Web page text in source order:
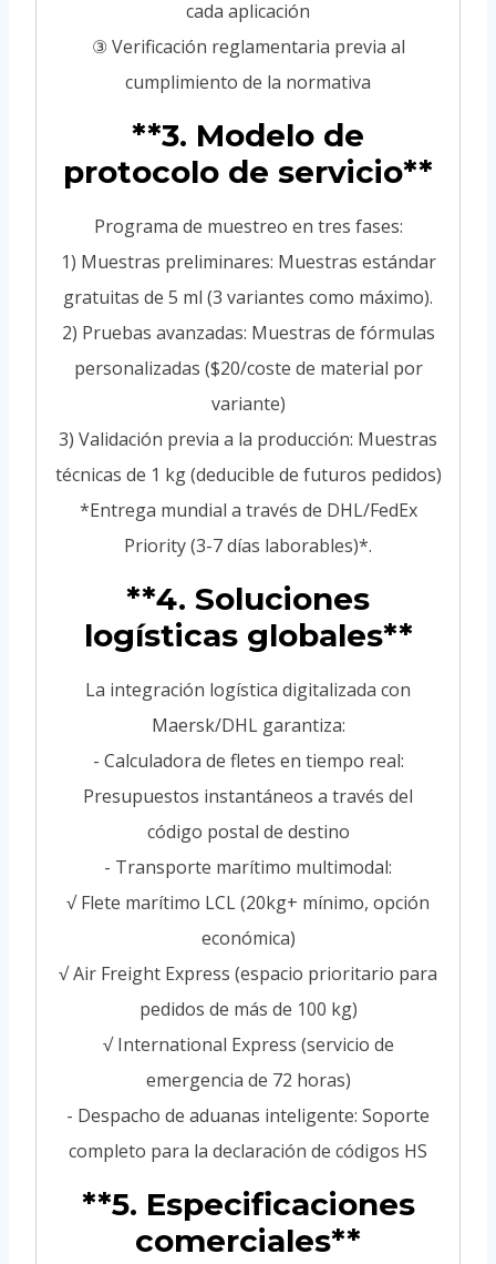
cada aplicación
③ Verificación reglamentaria previa al
cumplimiento de la normativa
**3. Modelo de
protocolo de servicio**
Programa de muestreo en tres fases:
1) Muestras preliminares: Muestras estándar
gratuitas de 5 ml (3 variantes como máximo).
2) Pruebas avanzadas: Muestras de fórmulas
personalizadas ($20/coste de material por
variante)
3) Validación previa a la producción: Muestras
técnicas de 1 kg (deducible de futuros pedidos)
*Entrega mundial a través de DHL/FedEx
Priority (3-7 días laborables)*.
**4. Soluciones
logísticas globales**
La integración logística digitalizada con
Maersk/DHL garantiza:
- Calculadora de fletes en tiempo real:
Presupuestos instantáneos a través del
código postal de destino
- Transporte marítimo multimodal:
√ Flete marítimo LCL (20kg+ mínimo, opción
económica)
√ Air Freight Express (espacio prioritario para
pedidos de más de 100 kg)
√ International Express (servicio de
emergencia de 72 horas)
- Despacho de aduanas inteligente: Soporte
completo para la declaración de códigos HS
**5. Especificaciones
comerciales**